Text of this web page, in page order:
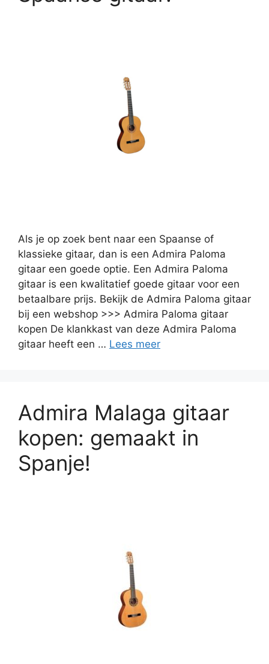
Als je op zoek bent naar een Spaanse of
klassieke gitaar, dan is een Admira Paloma
gitaar een goede optie. Een Admira Paloma
gitaar is een kwalitatief goede gitaar voor een
betaalbare prijs. Bekijk de Admira Paloma gitaar
bij een webshop >>> Admira Paloma gitaar
kopen De klankkast van deze Admira Paloma
gitaar heeft een … Lees meer
Admira Malaga gitaar
kopen: gemaakt in
Spanje!